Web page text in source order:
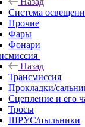
Система
Прочие
Фары
Фонари
Назад
Трансмиссия
Прокладки/
Сцепление и его
Тросы
ШРУС/пыльники